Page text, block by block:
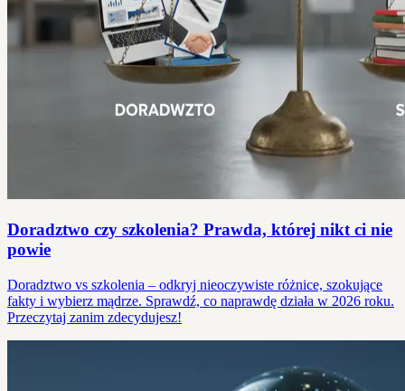
Doradztwo czy szkolenia? Prawda, której nikt ci nie
powie
Doradztwo vs szkolenia – odkryj nieoczywiste różnice, szokujące
fakty i wybierz mądrze. Sprawdź, co naprawdę działa w 2026 roku.
Przeczytaj zanim zdecydujesz!